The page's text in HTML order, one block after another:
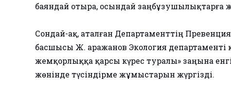
баяндай отыра, осындай заңбұзушылықтарға
Сондай-ақ, аталған Департаменттің
басшысы Ж. Қаражанов Экология департаменті
жемқорлыққа қарсы күрес туралы» заңына
жөнінде түсіндірме жұмыстарын жүргізді.